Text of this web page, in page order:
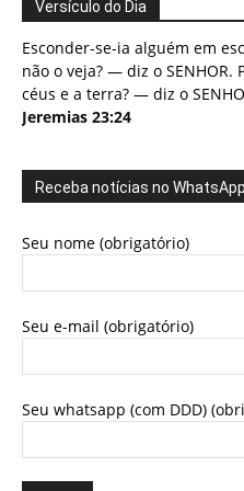
Versículo do Dia
Esconder-se-ia alguém em
não o veja? — diz o SENHOR.
céus e a terra? — diz o
Jeremias 23:24
Receba notícias no WhatsApp
Seu nome (obrigatório)
Seu e-mail (obrigatório)
Seu whatsapp (com DDD)